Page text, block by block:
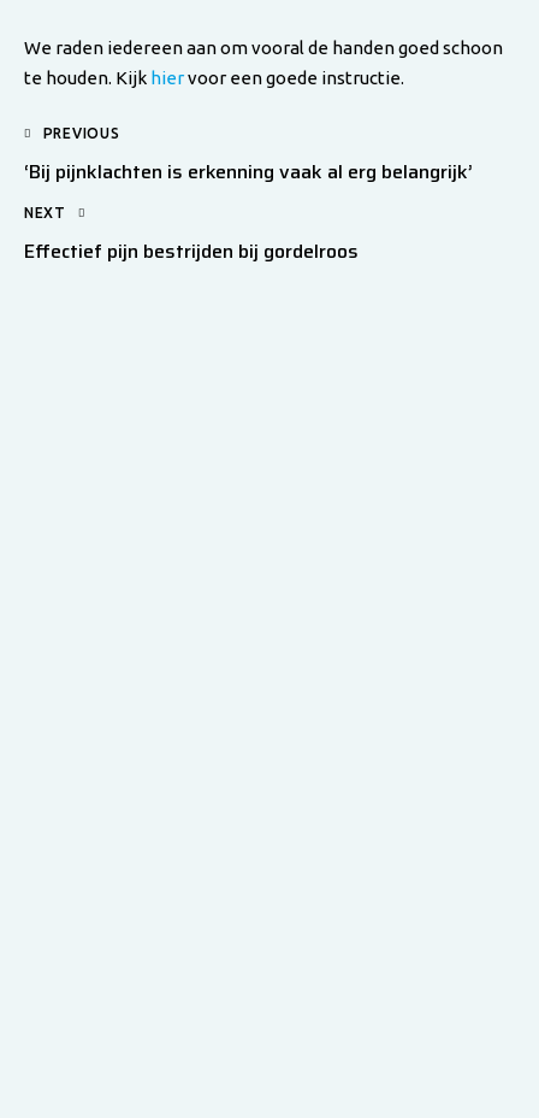
We raden iedereen aan om vooral de handen goed schoon
te houden. Kijk hiervoor een goede instructie.
PREVIOUS
‘Bij pijnklachten is erkenning vaak al erg belangrijk’
NEXT
Effectief pijn bestrijden bij gordelroos